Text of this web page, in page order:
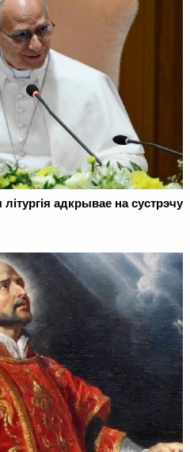
адкрывае на сустрэчу